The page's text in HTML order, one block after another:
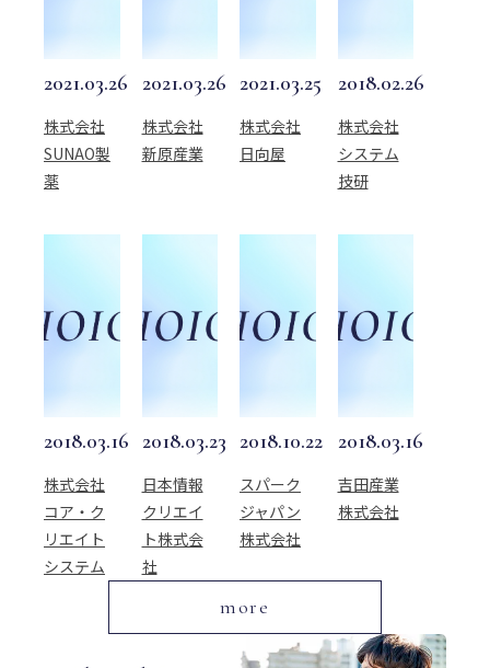
2021.03.26
株式会社
SUNAO製
薬
2021.03.26
株式会社
新原産業
2021.03.25
株式会社
日向屋
2018.02.26
株式会社
システム
技研
2018.03.16
株式会社
コア・ク
リエイト
システム
2018.03.23
日本情報
クリエイ
ト株式会
社
2018.10.22
スパーク
ジャパン
株式会社
2018.03.16
吉田産業
株式会社
more